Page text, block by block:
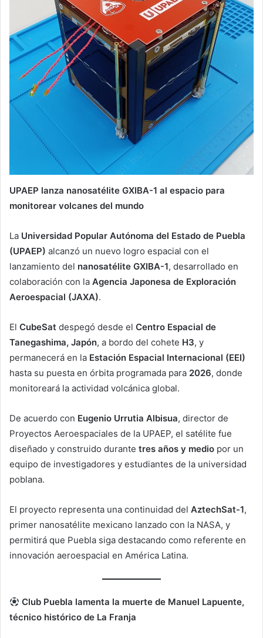
UPAEP lanza nanosatélite GXIBA-1 al espacio para
monitorear volcanes del mundo
La Universidad Popular Autónoma del Estado de Puebla
(UPAEP) alcanzó un nuevo logro espacial con el
lanzamiento del nanosatélite GXIBA-1, desarrollado en
colaboración con la Agencia Japonesa de Exploración
Aeroespacial (JAXA).
El CubeSat despegó desde el Centro Espacial de
Tanegashima, Japón, a bordo del cohete H3, y
permanecerá en la Estación Espacial Internacional (EEI)
hasta su puesta en órbita programada para 2026, donde
monitoreará la actividad volcánica global.
De acuerdo con Eugenio Urrutia Albisua, director de
Proyectos Aeroespaciales de la UPAEP, el satélite fue
diseñado y construido durante tres años y medio por un
equipo de investigadores y estudiantes de la universidad
poblana.
El proyecto representa una continuidad del AztechSat-1,
primer nanosatélite mexicano lanzado con la NASA, y
permitirá que Puebla siga destacando como referente en
innovación aeroespacial en América Latina.
Club Puebla lamenta la muerte de Manuel Lapuente,
técnico histórico de La Franja